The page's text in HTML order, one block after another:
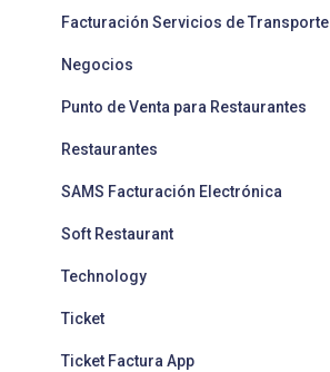
Facturación Servicios de Transporte
Negocios
Punto de Venta para Restaurantes
Restaurantes
SAMS Facturación Electrónica
Soft Restaurant
Technology
Ticket
Ticket Factura App